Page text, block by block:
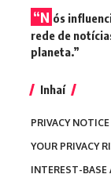
“N ós
rede de
planeta.”
Inhaí
PRIVACY NOTICE
YOUR PRIVACY
INTEREST-BASE